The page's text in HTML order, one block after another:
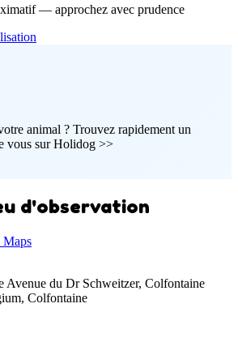
— approchez avec prudence
animal ? Trouvez rapidement un
vous sur Holidog >>
d'observation
Maps
Avenue du Dr Schweitzer, Colfontaine
Colfontaine